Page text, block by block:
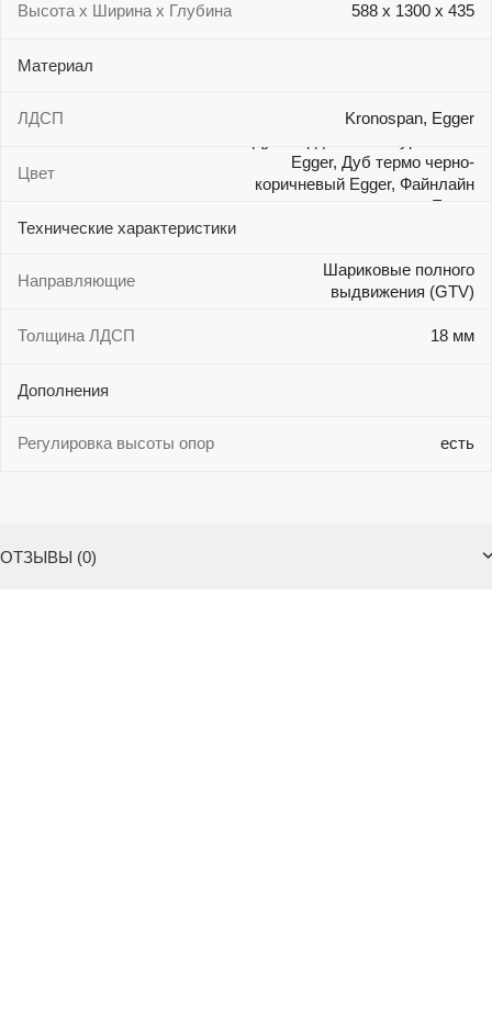
Высота х Ширина х Глубина 588 х 1300 х 435
Материал
ЛДСП Kronospan, Egger
Цвет
Egger, Дуб термо черно-
коричневый Egger, Файнлайн
крем Egger
Технические характеристики
Направляющие
Шариковые полного
выдвижения (GTV)
Толщина ЛДСП 18 мм
Дополнения
Регулировка высоты опор есть
ОТЗЫВЫ (0)